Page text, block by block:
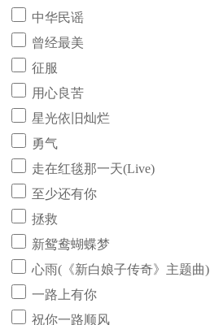
中华民谣
曾经最美
征服
用心良苦
星光依旧灿烂
勇气
走在红毯那一天(Live)
至少还有你
拯救
新鸳鸯蝴蝶梦
心雨(《新白娘子传奇》主题曲)
一路上有你
祝你一路顺风